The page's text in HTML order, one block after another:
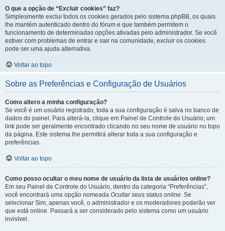
O que a opção de “Excluir cookies” faz?
Simplesmente exclui todos os cookies gerados pelo sistema phpBB, os quais
lhe mantém autenticado dentro do fórum e que também permitem o
funcionamento de determinadas opções ativadas pelo administrador. Se você
estiver com problemas de entrar e sair na comunidade, excluir os cookies
pode ser uma ajuda alternativa.
Voltar ao topo
Sobre as Preferências e Configuração de Usuários
Como altero a minha configuração?
Se você é um usuário registrado, toda a sua configuração é salva no banco de
dados do painel. Para alterá-la, clique em Painel de Controle do Usuário; um
link pode ser geralmente encontrado clicando no seu nome de usuário no topo
da página. Este sistema lhe permitirá alterar toda a sua configuração e
preferências.
Voltar ao topo
Como posso ocultar o meu nome de usuário da lista de usuários online?
Em seu Painel de Controle do Usuário, dentro da categoria “Preferências”,
você encontrará uma opção nomeada Ocultar seus status online. Se
selecionar Sim, apenas você, o administrador e os moderadores poderão ver
que está online. Passará a ser considerado pelo sistema como um usuário
invisível.